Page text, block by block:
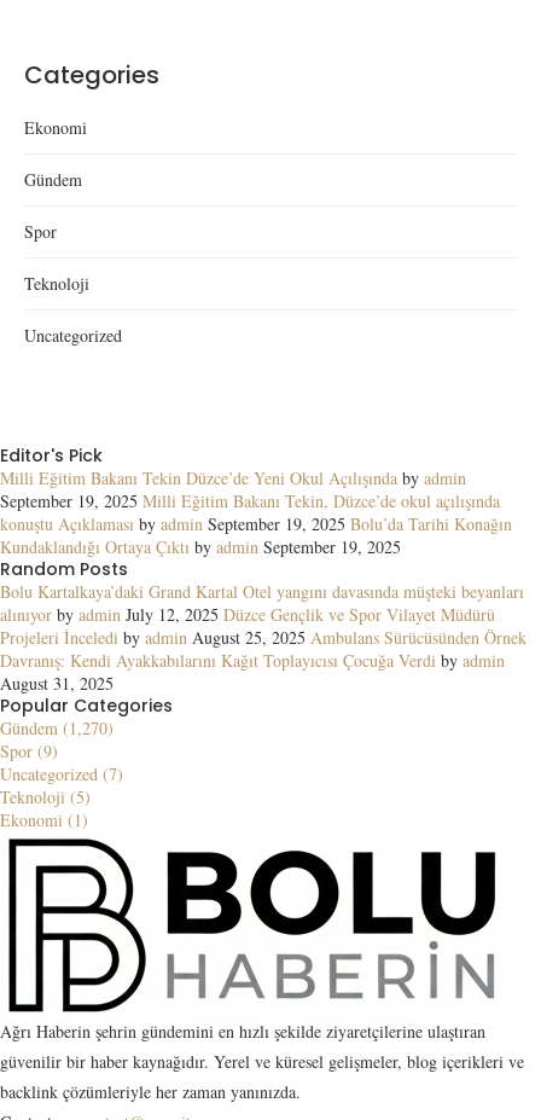
Categories
Ekonomi
Gündem
Spor
Teknoloji
Uncategorized
Editor's Pick
Milli Eğitim Bakanı Tekin Düzce’de Yeni Okul Açılışında by admin
September 19, 2025 Milli Eğitim Bakanı Tekin, Düzce’de okul açılışında
konuştu Açıklaması by admin September 19, 2025 Bolu’da Tarihi Konağın
Kundaklandığı Ortaya Çıktı by admin September 19, 2025
Random Posts
Bolu Kartalkaya’daki Grand Kartal Otel yangını davasında müşteki beyanları
alınıyor by admin July 12, 2025 Düzce Gençlik ve Spor Vilayet Müdürü
Projeleri İnceledi by admin August 25, 2025 Ambulans Sürücüsünden Örnek
Davranış: Kendi Ayakkabılarını Kağıt Toplayıcısı Çocuğa Verdi by admin
August 31, 2025
Popular Categories
Gündem (1,270)
Spor (9)
Uncategorized (7)
Teknoloji (5)
Ekonomi (1)
Ağrı Haberin şehrin gündemini en hızlı şekilde ziyaretçilerine ulaştıran
güvenilir bir haber kaynağıdır. Yerel ve küresel gelişmeler, blog içerikleri ve
backlink çözümleriyle her zaman yanınızda.